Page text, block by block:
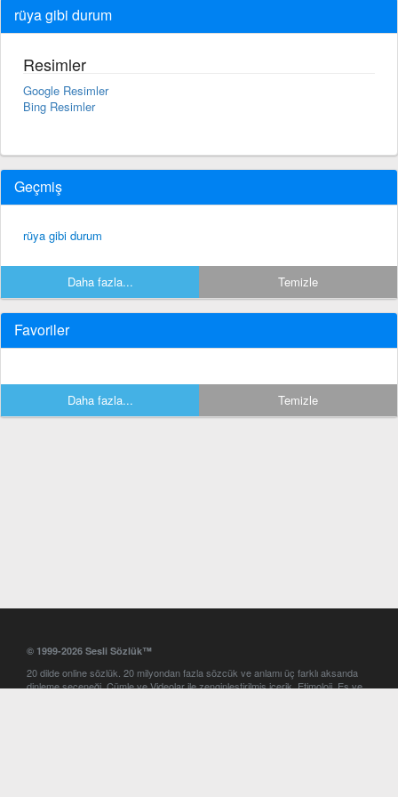
rüya gibi durum
Resimler
Google Resimler
Bing Resimler
Geçmiş
rüya gibi durum
Daha fazla... Temizle
Favoriler
Daha fazla... Temizle
© 1999-2026 Sesli Sözlük™
20 dilde online sözlük. 20 milyondan fazla sözcük ve anlamı üç farklı aksanda
dinleme seçeneği. Cümle ve Videolar ile zenginleştirilmiş içerik. Etimoloji, Eş ve